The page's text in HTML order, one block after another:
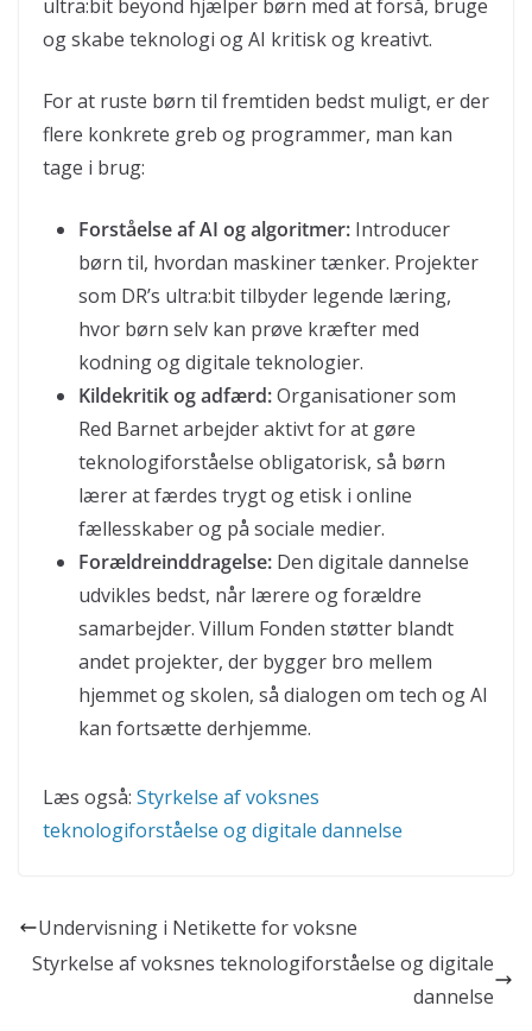
ultra:bit beyond hjælper børn med at forså, bruge
og skabe teknologi og AI kritisk og kreativt.
For at ruste børn til fremtiden bedst muligt, er der
flere konkrete greb og programmer, man kan
tage i brug:
Forståelse af AI og algoritmer: Introducer
børn til, hvordan maskiner tænker. Projekter
som DR’s ultra:bit tilbyder legende læring,
hvor børn selv kan prøve kræfter med
kodning og digitale teknologier.
Kildekritik og adfærd:Organisationer som
Red Barnet arbejder aktivt for at gøre
teknologiforståelse obligatorisk, så børn
lærer at færdes trygt og etisk i online
fællesskaber og på sociale medier.
Forældreinddragelse: Den digitale dannelse
udvikles bedst, når lærere og forældre
samarbejder. Villum Fonden støtter blandt
andet projekter, der bygger bro mellem
hjemmet og skolen, så dialogen om tech og AI
kan fortsætte derhjemme.
Læs også: Styrkelse af voksnes
teknologiforståelse og digitale dannelse
Undervisning i Netikette for voksne
Styrkelse af voksnes teknologiforståelse og digitale
dannelse